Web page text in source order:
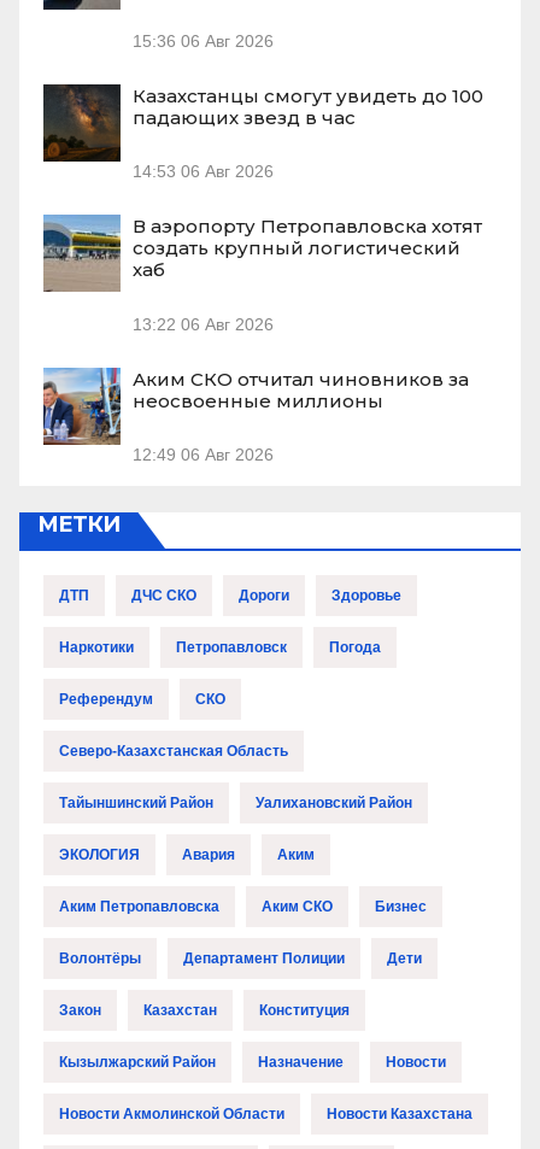
15:36 06 Авг 2026
Казахстанцы смогут увидеть до 100
падающих звезд в час
14:53 06 Авг 2026
В аэропорту Петропавловска хотят
создать крупный логистический
хаб
13:22 06 Авг 2026
Аким СКО отчитал чиновников за
неосвоенные миллионы
12:49 06 Авг 2026
МЕТКИ
ДТП ДЧС СКО Дороги Здоровье
Наркотики Петропавловск Погода
Референдум СКО
Северо-Казахстанская Область
Тайыншинский Район Уалихановский Район
ЭКОЛОГИЯ Авария Аким
Аким Петропавловска Аким СКО Бизнес
Волонтёры Департамент Полиции Дети
Закон Казахстан Конституция
Кызылжарский Район Назначение Новости
Новости Акмолинской Области Новости Казахстана